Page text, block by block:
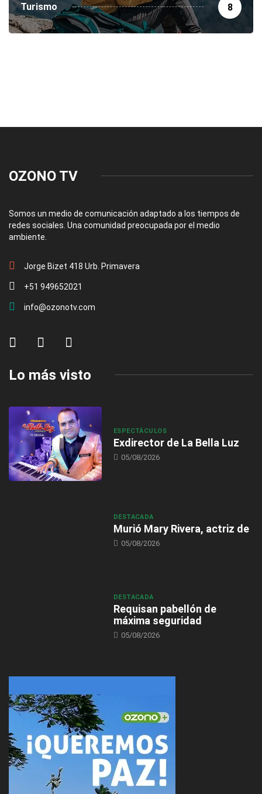
Turismo 8
OZONO TV
Somos un medio de comunicación adaptado a los tiempos de
redes sociales. Una comunidad preocupada por el medio
ambiente.
Jorge Bizet 418 Urb. Primavera
+51 949652021
info@ozonotv.com
Lo más visto
ESPECTÁCULOS
Exdirector de La Bella Luz
05/08/2026
DESTACADA
Murió Mary Rivera, actriz de
05/08/2026
DESTACADA
Requisan pabellón de
máxima seguridad
05/08/2026